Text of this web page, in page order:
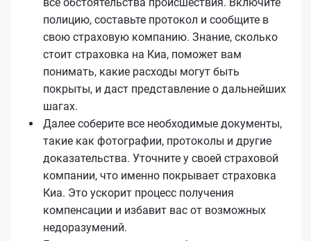
полицию, составьте протокол и сообщите в
свою страховую компанию. Знание, сколько
стоит страховка на Киа, поможет вам
понимать, какие расходы могут быть
покрыты, и даст представление о дальнейших
шагах.
Далее соберите все необходимые документы,
такие как фотографии, протоколы и другие
доказательства. Уточните у своей страховой
компании, что именно покрывает страховка
Киа. Это ускорит процесс получения
компенсации и избавит вас от возможных
недоразумений.